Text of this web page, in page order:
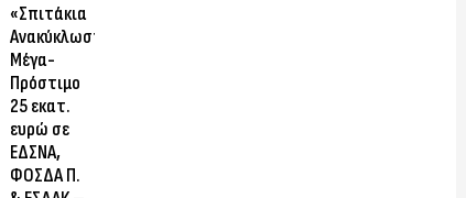
«Σπιτάκια
Ανακύκλωσης»:
Μέγα-
Πρόστιμο
25 εκατ.
ευρώ σε
ΕΔΣΝΑ,
ΦΟΣΔΑ Π.